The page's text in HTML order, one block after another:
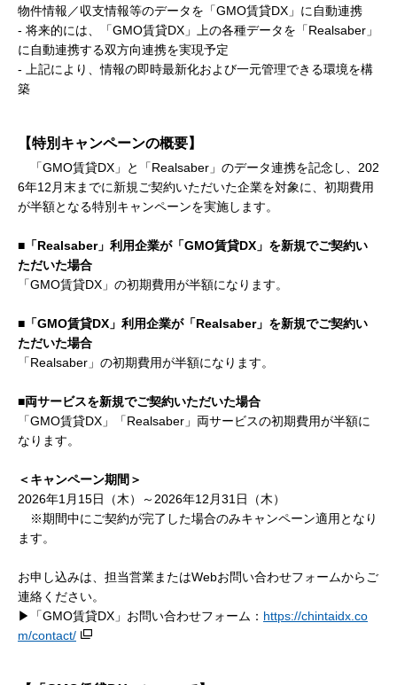
物件情報／収支情報等のデータを「GMO賃貸DX」に自動連携
- 将来的には、「GMO賃貸DX」上の各種データを「Realsaber」
に自動連携する双方向連携を実現予定
- 上記により、情報の即時最新化および一元管理できる環境を構
築
【特別キャンペーンの概要】
「GMO賃貸DX」と「Realsaber」のデータ連携を記念し、202
6年12月末までに新規ご契約いただいた企業を対象に、初期費用
が半額となる特別キャンペーンを実施します。
■「Realsaber」利用企業が「GMO賃貸DX」を新規でご契約い
ただいた場合
「GMO賃貸DX」の初期費用が半額になります。
■「GMO賃貸DX」利用企業が「Realsaber」を新規でご契約い
ただいた場合
「Realsaber」の初期費用が半額になります。
■両サービスを新規でご契約いただいた場合
「GMO賃貸DX」「Realsaber」両サービスの初期費用が半額に
なります。
＜キャンペーン期間＞
2026年1月15日（木）～2026年12月31日（木）
※期間中にご契約が完了した場合のみキャンペーン適用となり
ます。
お申し込みは、担当営業またはWebお問い合わせフォームからご
連絡ください。
▶「GMO賃貸DX」お問い合わせフォーム： https://chintaidx.co
m/contact/